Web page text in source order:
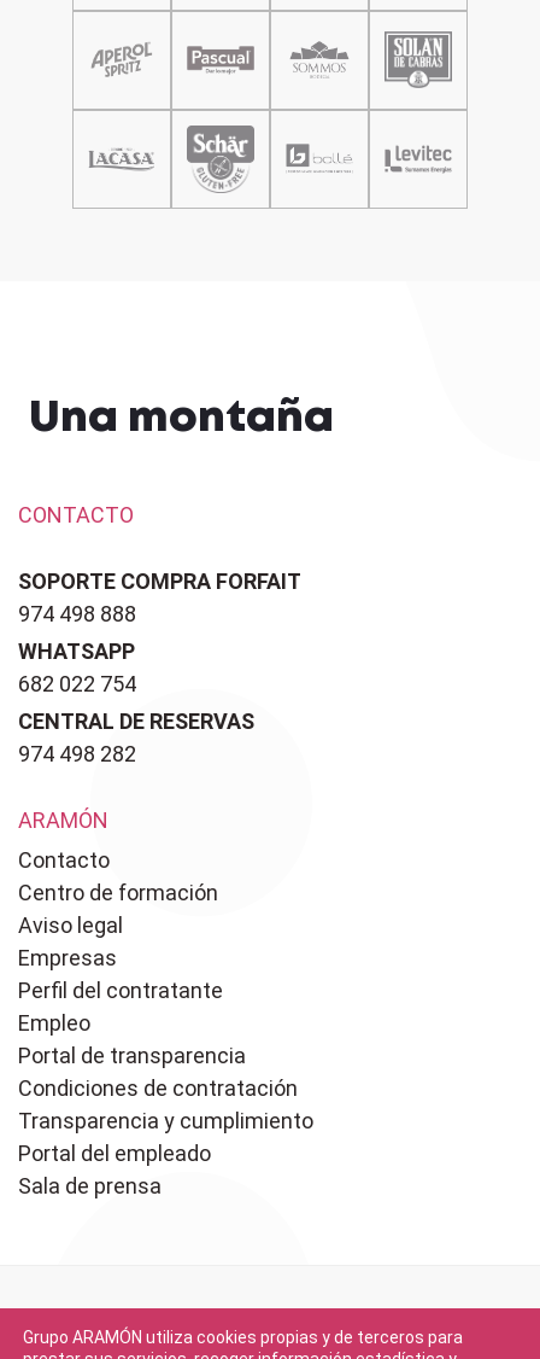
Una montaña
CONTACTO
SOPORTE COMPRA FORFAIT
974 498 888
WHATSAPP
682 022 754
CENTRAL DE RESERVAS
974 498 282
ARAMÓN
Contacto
Centro de formación
Aviso legal
Empresas
Perfil del contratante
Empleo
Portal de transparencia
Condiciones de contratación
Transparencia y cumplimiento
Portal del empleado
Sala de prensa
Grupo ARAMÓN utiliza cookies propias y de terceros para